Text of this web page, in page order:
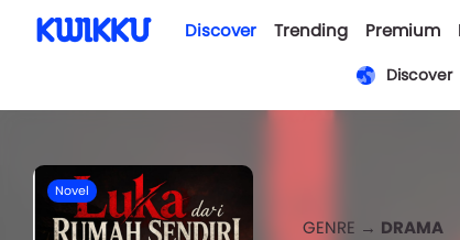
Discover Trending Premium
Discover
Novel
GENRE → DRAMA